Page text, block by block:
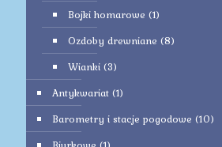
Bojki homarowe (1)
Ozdoby drewniane (8)
Wianki (3)
Antykwariat (1)
Barometry i stacje pogodowe (10)